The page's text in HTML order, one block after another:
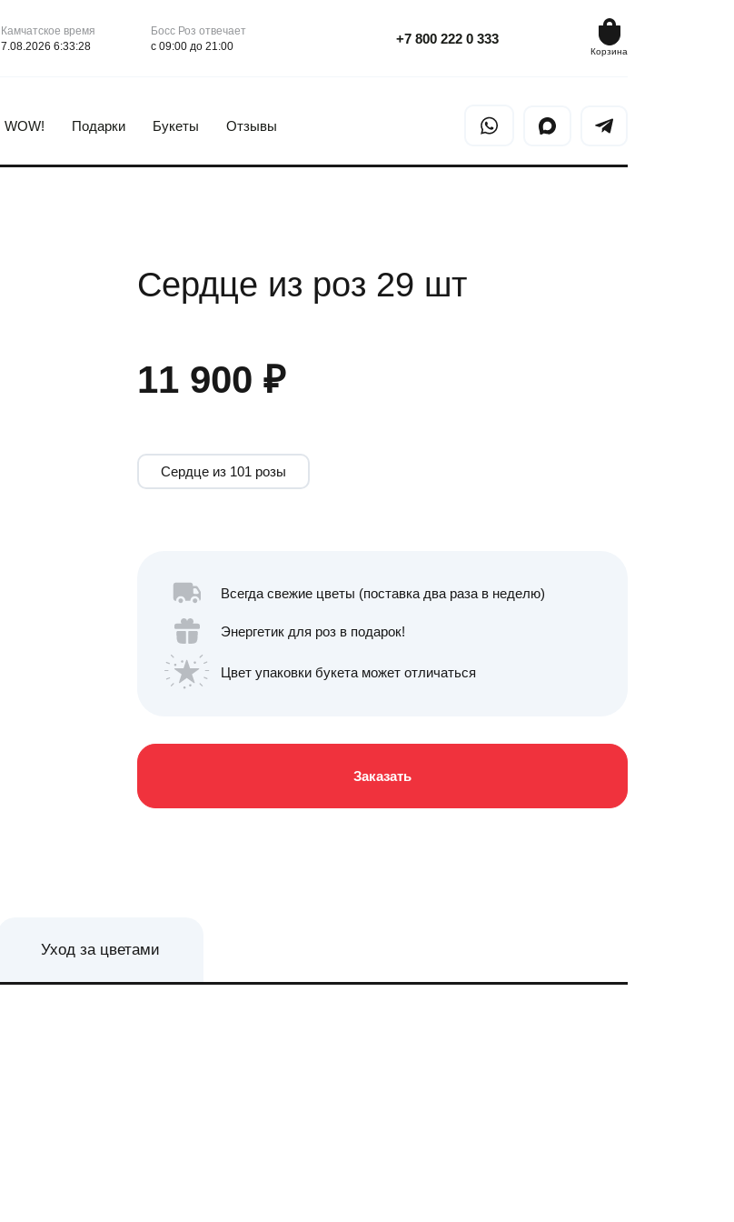
Камчатское время
7.08.2026 6:33:28
Босс Роз отвечает
с 09:00 до 21:00
+7 800 222 0 333
Корзина
WOW! Подарки Букеты Отзывы
Камчатское время
7.08.2026 6:33:28
Босс Роз отвечает
с 09:00 до 21:00
+7 800 222 0 333
Корзина
Сердце из роз 29 шт
11 900 ₽
Сердце из 101 розы
Всегда свежие цветы (поставка два раза в неделю)
Энергетик для роз в подарок!
Цвет упаковки букета может отличаться
Заказать
Уход за цветами